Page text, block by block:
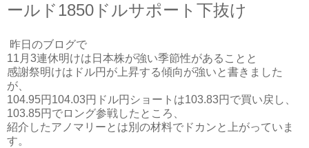
ールド1850ドルサポート下抜け
昨日のブログで
11月3連休明けは日本株が強い季節性があることと
感謝祭明けはドル円が上昇する傾向が強いと書きました
が、
104.95円104.03円ドル円ショートは103.83円で買い戻し、
103.85円でロング参戦したところ、
紹介したアノマリーとは別の材料でドカンと上がっていま
す。